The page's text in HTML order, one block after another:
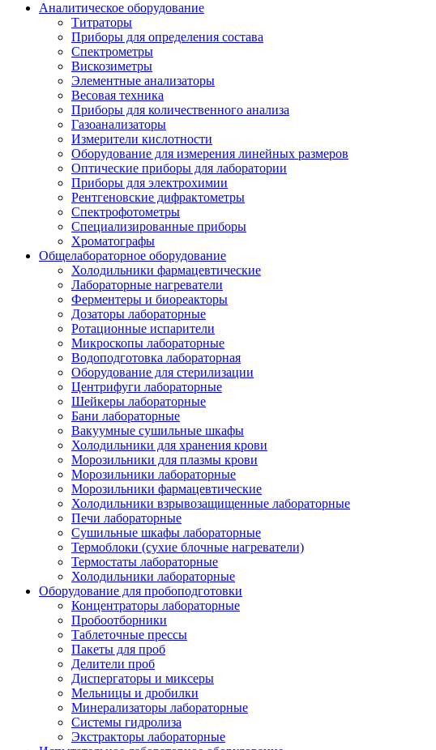
Аналитическое оборудование
Титраторы
Приборы для определения состава
Спектрометры
Вискозиметры
Элементные анализаторы
Весовая техника
Приборы для количественного анализа
Газоанализаторы
Измерители кислотности
Оборудование для измерения линейных размеров
Оптические приборы для лаборатории
Приборы для электрохимии
Рентгеновские дифрактометры
Спектрофотометры
Специализированные приборы
Хроматографы
Общелабораторное оборудование
Холодильники фармацевтические
Лабораторные нагреватели
Ферментеры и биореакторы
Дозаторы лабораторные
Ротационные испарители
Микроскопы лабораторные
Водоподготовка лабораторная
Оборудование для стерилизации
Центрифуги лабораторные
Шейкеры лабораторные
Бани лабораторные
Вакуумные сушильные шкафы
Холодильники для хранения крови
Морозильники для плазмы крови
Морозильники лабораторные
Морозильники фармацевтические
Холодильники взрывозащищенные лабораторные
Печи лабораторные
Сушильные шкафы лабораторные
Термоблоки (сухие блочные нагреватели)
Термостаты лабораторные
Холодильники лабораторные
Оборудование для пробоподготовки
Концентраторы лабораторные
Пробоотборники
Таблеточные прессы
Пакеты для проб
Делители проб
Диспергаторы и миксеры
Мельницы и дробилки
Минерализаторы лабораторные
Системы гидролиза
Экстракторы лабораторные